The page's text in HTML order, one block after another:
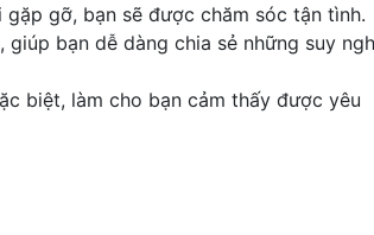
gỡ, bạn sẽ được chăm sóc tận tình.
bạn dễ dàng chia sẻ những suy
biệt, làm cho bạn cảm thấy được yêu